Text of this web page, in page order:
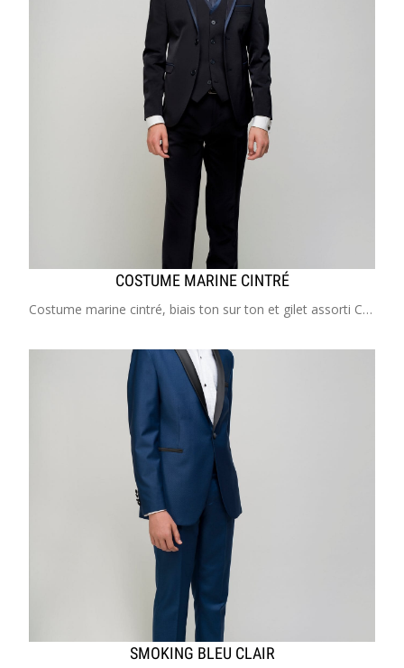
COSTUME MARINE CINTRÉ
Costume marine cintré, biais ton sur ton et gilet assorti Costume enfant de 2 à 20 ans Idéal pour mariage, cérémonie, cortège, communion, garçon d'honneur
SMOKING BLEU CLAIR